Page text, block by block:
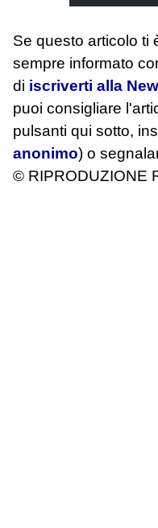
Se questo articolo ti
sempre informato
di iscriverti alla
puoi consigliare
pulsanti qui sotto,
anonimo) o
© RIPRODUZIONE